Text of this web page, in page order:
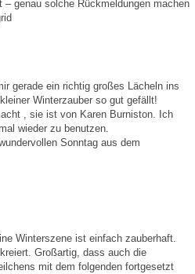
genau solche Rückmeldungen machen
gerade ein richtig großes Lächeln ins
Winterzauber so gut gefällt!
, sie ist von Karen Burniston. Ich
wieder zu benutzen.
Sonntag aus dem
Winterszene ist einfach zauberhaft.
Großartig, dass auch die
mit dem folgenden fortgesetzt